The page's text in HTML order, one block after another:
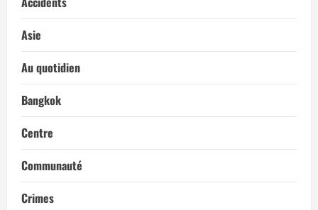
Asie
Au quotidien
Bangkok
Centre
Communauté
Crimes